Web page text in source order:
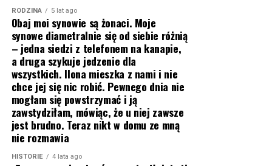
RODZINA 5 lat ago
Obaj moi synowie są żonaci. Moje
synowe diametralnie się od siebie różnią
– jedna siedzi z telefonem na kanapie,
a druga szykuje jedzenie dla
wszystkich. Ilona mieszka z nami i nie
chce jej się nic robić. Pewnego dnia nie
mogłam się powstrzymać i ją
zawstydziłam, mówiąc, że u niej zawsze
jest brudno. Teraz nikt w domu ze mną
nie rozmawia
HISTORIE 4 lata ago